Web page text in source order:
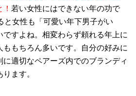
若い女性にはできない年の功で
と女性も「可愛い年下男子がい
ですよね。相変わらず頼れる年上に
ももちろん多いです。自分の好みに
適切なペアーズ内でのブランディ
ます。